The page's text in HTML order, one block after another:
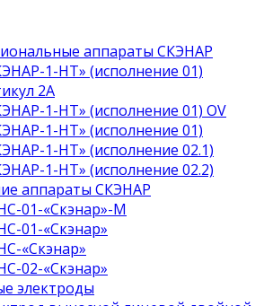
аппараты СКЭНАР
1-НТ» (исполнение 01)
2А
1-НТ» (исполнение 01) OV
1-НТ» (исполнение 01)
1-НТ» (исполнение 02.1)
1-НТ» (исполнение 02.2)
аппараты СКЭНАР
01-«Скэнар»-М
01-«Скэнар»
«Скэнар»
02-«Скэнар»
электроды